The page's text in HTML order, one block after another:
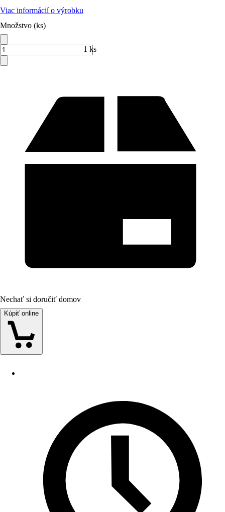
Viac informácií o výrobku
Množstvo (ks)
1 ks
Nechať si doručiť domov
Kúpiť online